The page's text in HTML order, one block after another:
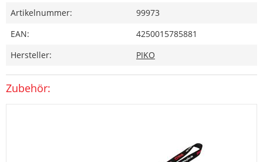
Artikelnummer:
99973
EAN:
4250015785881
Hersteller:
PIKO
Zubehör: